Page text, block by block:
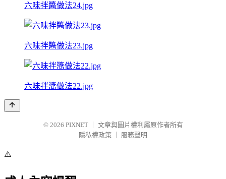
六味拌醬做法24.jpg
六味拌醬做法23.jpg
六味拌醬做法22.jpg
© 2026 PIXNET
文章與圖片權利屬原作者所有
隱私權政策
服務聲明
⚠️